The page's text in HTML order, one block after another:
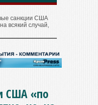
санкции США
всякий случай,
США «по